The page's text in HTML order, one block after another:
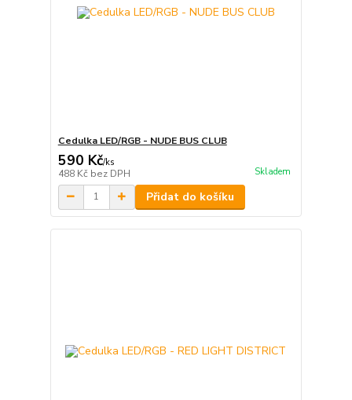
Cedulka LED/RGB - NUDE BUS CLUB
590 Kč/ks
488 Kč bez DPH Skladem
Přidat do košíku